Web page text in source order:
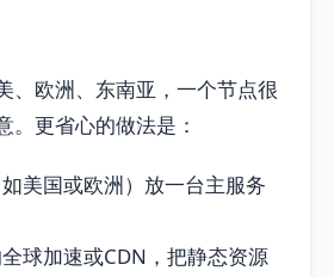
、欧洲、东南亚，一个节点很
。更省心的做法是：
美国或欧洲）放一台主服务
球加速或CDN，把静态资源